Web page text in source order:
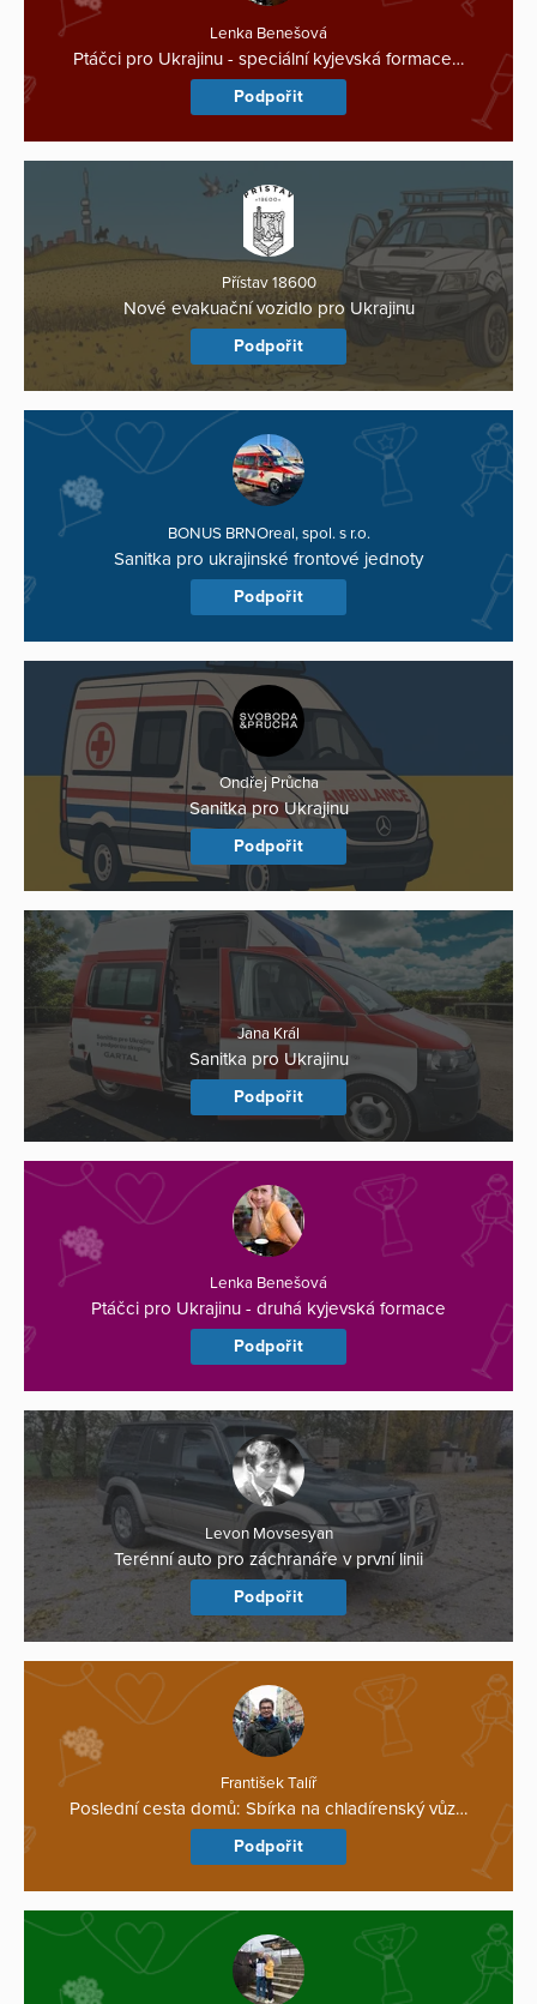
Lenka Benešová
Ptáčci pro Ukrajinu - speciální kyjevská formace…
Podpořit
Přístav 18600
Nové evakuační vozidlo pro Ukrajinu
Podpořit
BONUS BRNOreal, spol. s r.o.
Sanitka pro ukrajinské frontové jednoty
Podpořit
Ondřej Průcha
Sanitka pro Ukrajinu
Podpořit
Jana Král
Sanitka pro Ukrajinu
Podpořit
Lenka Benešová
Ptáčci pro Ukrajinu - druhá kyjevská formace
Podpořit
Levon Movsesyan
Terénní auto pro záchranáře v první linii
Podpořit
František Talíř
Poslední cesta domů: Sbírka na chladírenský vůz…
Podpořit